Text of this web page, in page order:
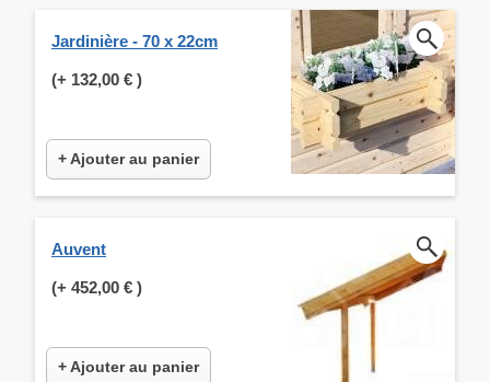
Jardinière - 70 x 22cm
(+ 132,00 € )
+ Ajouter au panier
Auvent
(+ 452,00 € )
+ Ajouter au panier